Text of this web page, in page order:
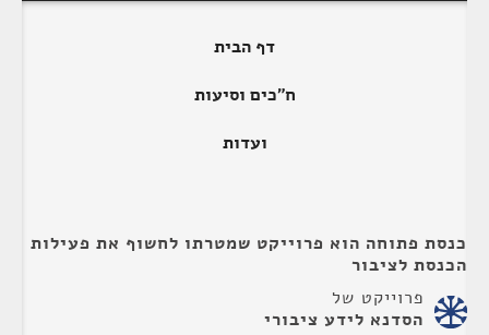
דף הבית
ח"כים וסיעות
ועדות
כנסת פתוחה הוא פרוייקט שמטרתו לחשוף את פעילות
הכנסת לציבור
פרוייקט של
הסדנא לידע ציבורי